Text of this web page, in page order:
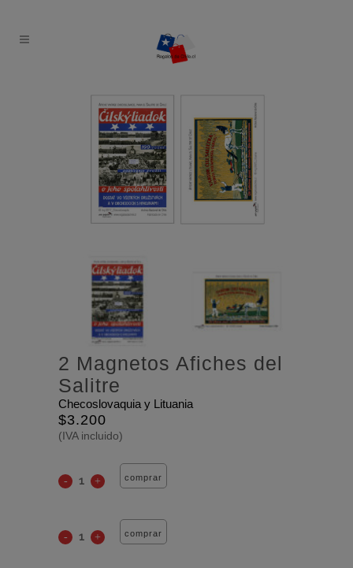
2 Magnetos Afiches del
Salitre
Checoslovaquia y Lituania
$3.200
(IVA incluido)
comprar
comprar